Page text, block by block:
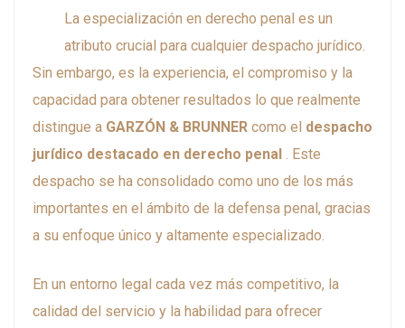
La especialización en derecho penal es un
atributo crucial para cualquier despacho jurídico.
Sin embargo, es la experiencia, el compromiso y la
capacidad para obtener resultados lo que realmente
distingue a GARZÓN & BRUNNER como el despacho
jurídico destacado en derecho penal . Este
despacho se ha consolidado como uno de los más
importantes en el ámbito de la defensa penal, gracias
a su enfoque único y altamente especializado.
En un entorno legal cada vez más competitivo, la
calidad del servicio y la habilidad para ofrecer